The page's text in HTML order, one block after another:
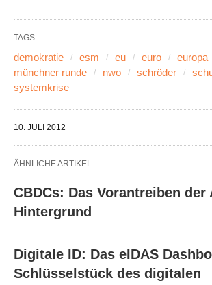
TAGS:
demokratie esm eu euro europa
münchner runde
nwo schröder
systemkrise
10. JULI 2012
ÄHNLICHE ARTIKEL
CBDCs: Das Vorantreiben der
Hintergrund
Digitale ID: Das eIDAS
Schlüsselstück des digitalen